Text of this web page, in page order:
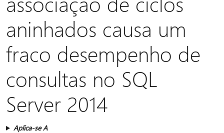
aninhados causa um
fraco desempenho de
consultas no SQL
Server 2014
Aplica-se A